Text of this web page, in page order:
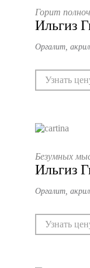
Горит
Ильгиз
Оргалит,
Узнать
Безумных
Ильгиз
Оргалит,
Узнать